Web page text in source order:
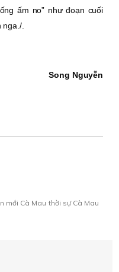
ấm no” như đoạn cuối
.
Song Nguyễn
mới Cà Mau thời sự Cà Mau